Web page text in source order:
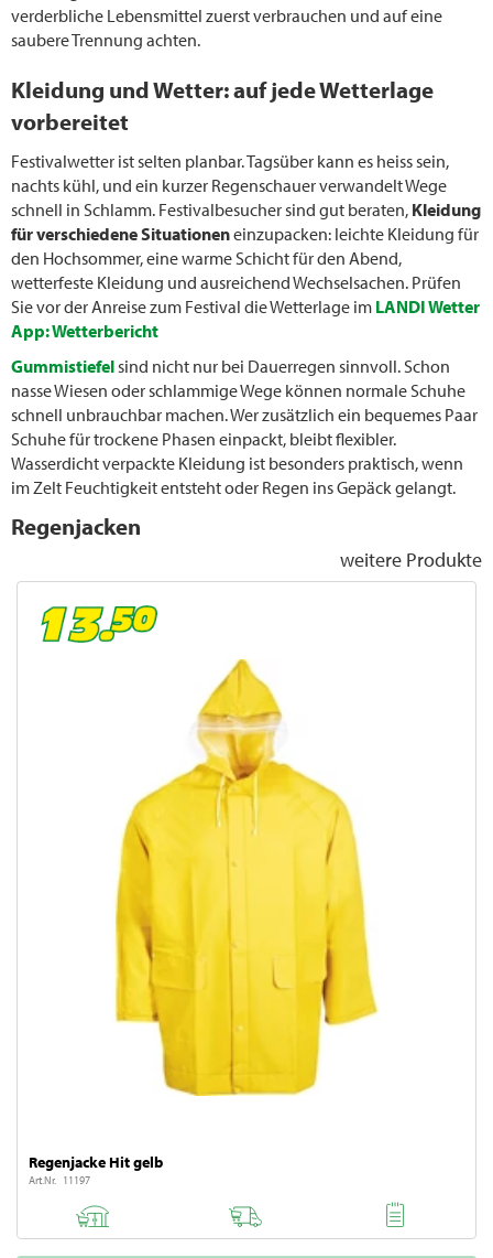
verderbliche Lebensmittel zuerst verbrauchen und auf eine
saubere Trennung achten.
Kleidung und Wetter: auf jede Wetterlage
vorbereitet
Festivalwetter ist selten planbar. Tagsüber kann es heiss sein,
nachts kühl, und ein kurzer Regenschauer verwandelt Wege
schnell in Schlamm. Festivalbesucher sind gut beraten, Kleidung
für verschiedene Situationeneinzupacken: leichte Kleidung für
den Hochsommer, eine warme Schicht für den Abend,
wetterfeste Kleidung und ausreichend Wechselsachen. Prüfen
Sie vor der Anreise zum Festival die Wetterlage im LANDI Wetter
App: Wetterbericht
Gummistiefelsind nicht nur bei Dauerregen sinnvoll. Schon
nasse Wiesen oder schlammige Wege können normale Schuhe
schnell unbrauchbar machen. Wer zusätzlich ein bequemes Paar
Schuhe für trockene Phasen einpackt, bleibt flexibler.
Wasserdicht verpackte Kleidung ist besonders praktisch, wenn
im Zelt Feuchtigkeit entsteht oder Regen ins Gepäck gelangt.
Regenjacken
weitere Produkte
Regenjacke Hit gelb
Art.Nr. 11197